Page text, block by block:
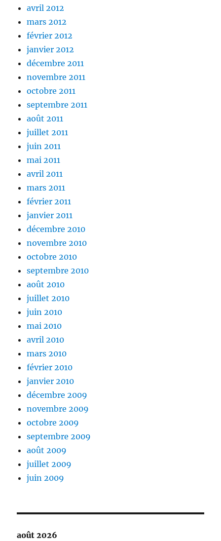
avril 2012
mars 2012
février 2012
janvier 2012
décembre 2011
novembre 2011
octobre 2011
septembre 2011
août 2011
juillet 2011
juin 2011
mai 2011
avril 2011
mars 2011
février 2011
janvier 2011
décembre 2010
novembre 2010
octobre 2010
septembre 2010
août 2010
juillet 2010
juin 2010
mai 2010
avril 2010
mars 2010
février 2010
janvier 2010
décembre 2009
novembre 2009
octobre 2009
septembre 2009
août 2009
juillet 2009
juin 2009
août 2026